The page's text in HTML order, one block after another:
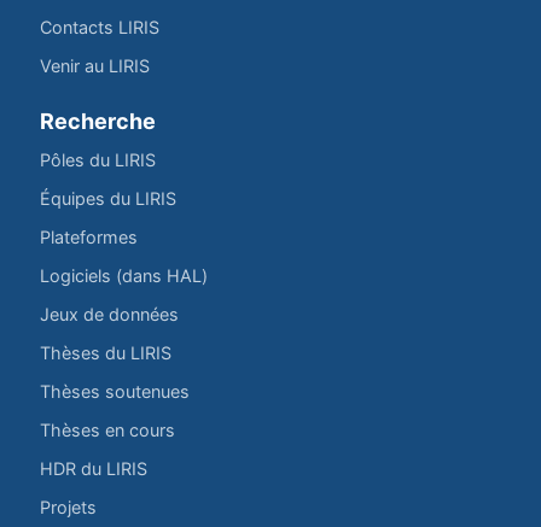
Contacts LIRIS
Venir au LIRIS
Recherche
Pôles du LIRIS
Équipes du LIRIS
Plateformes
Logiciels (dans HAL)
Jeux de données
Thèses du LIRIS
Thèses soutenues
Thèses en cours
HDR du LIRIS
Projets